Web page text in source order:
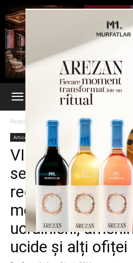
Acasă Articole
Articole
VIDEO ȘOCANT.
separatiștilor
regiunea Donețk
momentul în
ucrainieni,
ucide și alți ofiței